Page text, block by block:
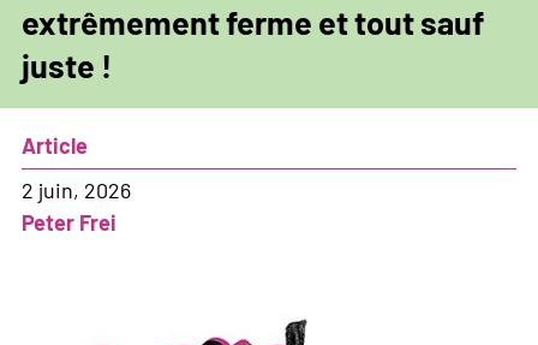
extrêmement ferme et tout sauf
juste !
Article
2 juin, 2026
Peter Frei